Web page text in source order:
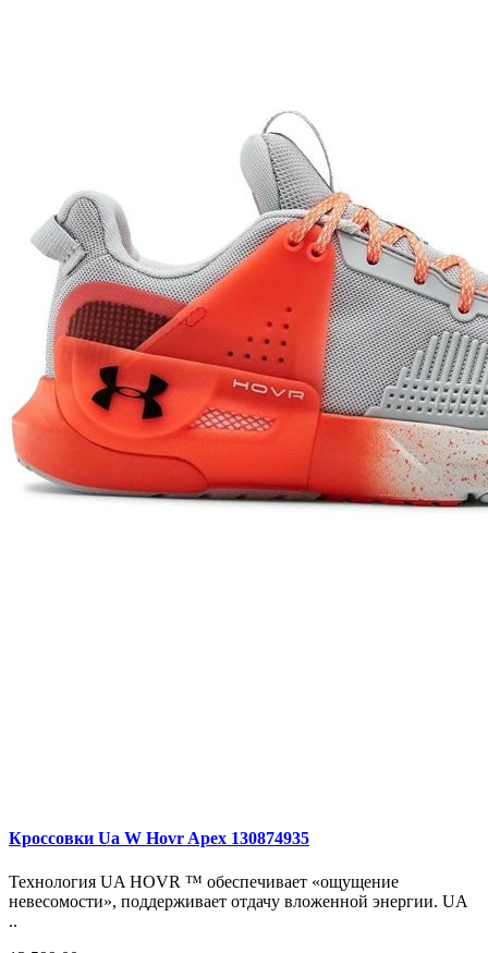
Кроссовки Ua W Hovr Apex 130874935
Технология UA HOVR ™ обеспечивает «ощущение
невесомости», поддерживает отдачу вложенной энергии. UA
..